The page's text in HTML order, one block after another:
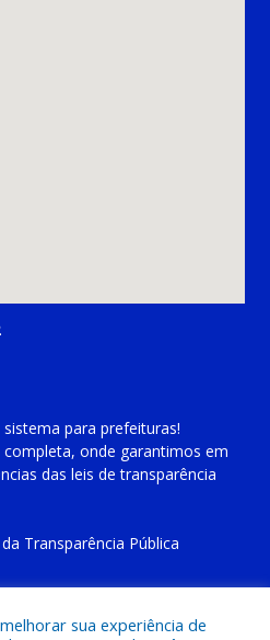
sistema para prefeituras!
completa, onde garantimos em
das leis de transparência
Transparência Pública
sua experiência de